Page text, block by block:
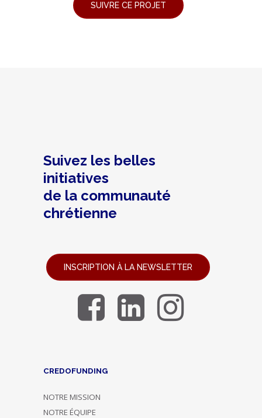
Suivez les belles
initiatives
de la communauté
chrétienne
INSCRIPTION À LA NEWSLETTER
CREDOFUNDING
NOTRE MISSION
NOTRE ÉQUIPE